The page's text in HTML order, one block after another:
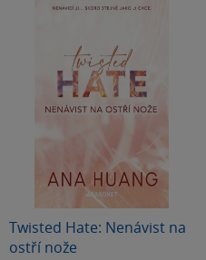
Twisted Hate: Nenávist na
ostří nože